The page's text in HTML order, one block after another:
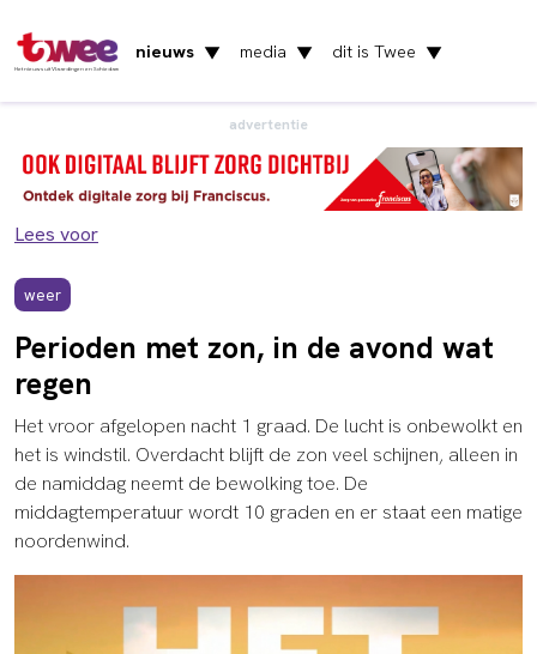
Het nieuws uit Vlaardingen en Schiedam
nieuws ▼ media ▼ dit is Twee ▼
advertentie
Lees voor
weer
Perioden met zon, in de avond wat
regen
Het vroor afgelopen nacht 1 graad. De lucht is onbewolkt en
het is windstil. Overdacht blijft de zon veel schijnen, alleen in
de namiddag neemt de bewolking toe. De
middagtemperatuur wordt 10 graden en er staat een matige
noordenwind.